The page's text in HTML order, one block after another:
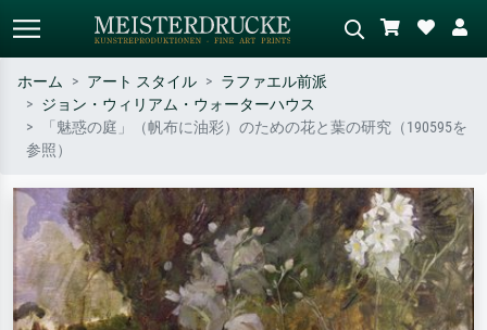
標準検索 AI画像検索
作家名・作品名・スタイルで検索
斎の波、ヌード。
油絵、木のそばの立ち姿のヌー
ド。
ホーム アート スタイル
ラファエル前派
ジョン・ウィリアム・ウォーターハウス
「魅惑の庭」（帆布に油彩）のための花と葉の研究（190595を
参照）